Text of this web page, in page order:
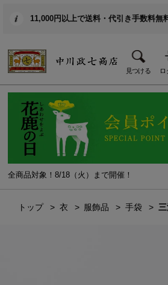
11,000円以上で送料・代引き手数料無
見つける ロ
全商品対象！8/18（火）まで開催！
トップ 衣 服飾品 手袋